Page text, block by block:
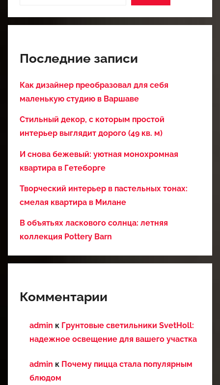
Последние записи
Как дизайнер преобразовал для себя
маленькую студию в Варшаве
Стильный декор, с которым простой
интерьер выглядит дорого (49 кв. м)
И снова бежевый: уютная монохромная
квартира в Гетеборге
Творческий интерьер в пастельных тонах:
смелая квартира в Милане
В объятьях ласкового солнца: летняя
коллекция Pottery Barn
Комментарии
admin к Грунтовые светильники SvetHoll:
надежное освещение для вашего участка
admin к Почему пицца стала популярным
блюдом